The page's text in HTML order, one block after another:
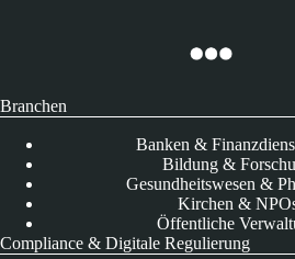
Branchen
Banken &
Bildung &
Gesundheitswesen &
Kirchen &
Öffentliche
Compliance & Digitale Regulierung